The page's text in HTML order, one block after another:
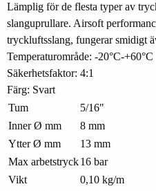
Lämplig för de flesta typer av
slanguprullare. Airsoft
tryckluftsslang, fungerar smidigt
Temperaturområde: -20°C-+60°C
Säkerhetsfaktor: 4:1
Färg: Svart
Tum
5/16"
Inner Ø mm
8 mm
Ytter Ø mm
13 mm
Max arbetstryck16 bar
Vikt
0,10 kg/m